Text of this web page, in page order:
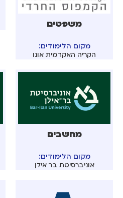
משפטים
מקום הלימודים:
הקריה האקדמית אונו
מחשבים
מקום הלימודים:
אוניברסיטת בר אילן